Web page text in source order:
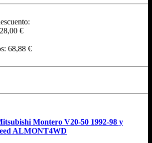
€
68,88 €
Montero V20-50 1992-98 y
ALMONT4WD